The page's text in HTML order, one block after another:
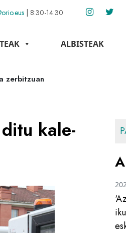
| 8:30-14:30
ALBISTEAK
zerbitzuan
kale-